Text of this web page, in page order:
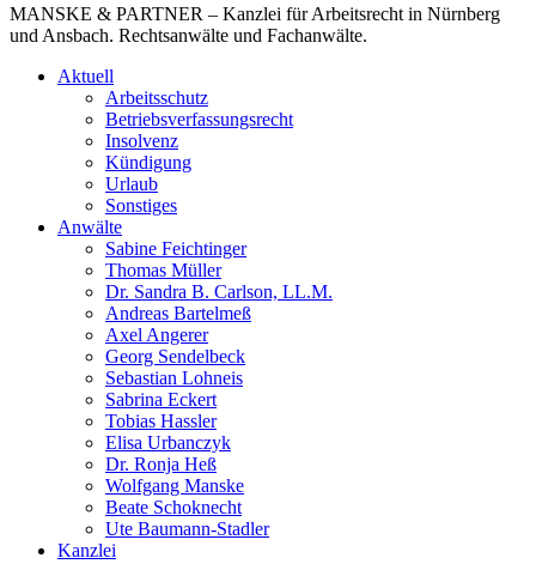
MANSKE & PARTNER – Kanzlei für Arbeitsrecht in Nürnberg
und Ansbach. Rechtsanwälte und Fachanwälte.
Aktuell
Arbeitsschutz
Betriebsverfassungsrecht
Insolvenz
Kündigung
Urlaub
Sonstiges
Anwälte
Sabine Feichtinger
Thomas Müller
Dr. Sandra B. Carlson, LL.M.
Andreas Bartelmeß
Axel Angerer
Georg Sendelbeck
Sebastian Lohneis
Sabrina Eckert
Tobias Hassler
Elisa Urbanczyk
Dr. Ronja Heß
Wolfgang Manske
Beate Schoknecht
Ute Baumann-Stadler
Kanzlei